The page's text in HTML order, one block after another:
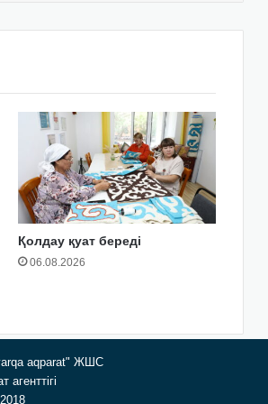
Қолдау қуат береді
06.08.2026
aqparat" ЖШС